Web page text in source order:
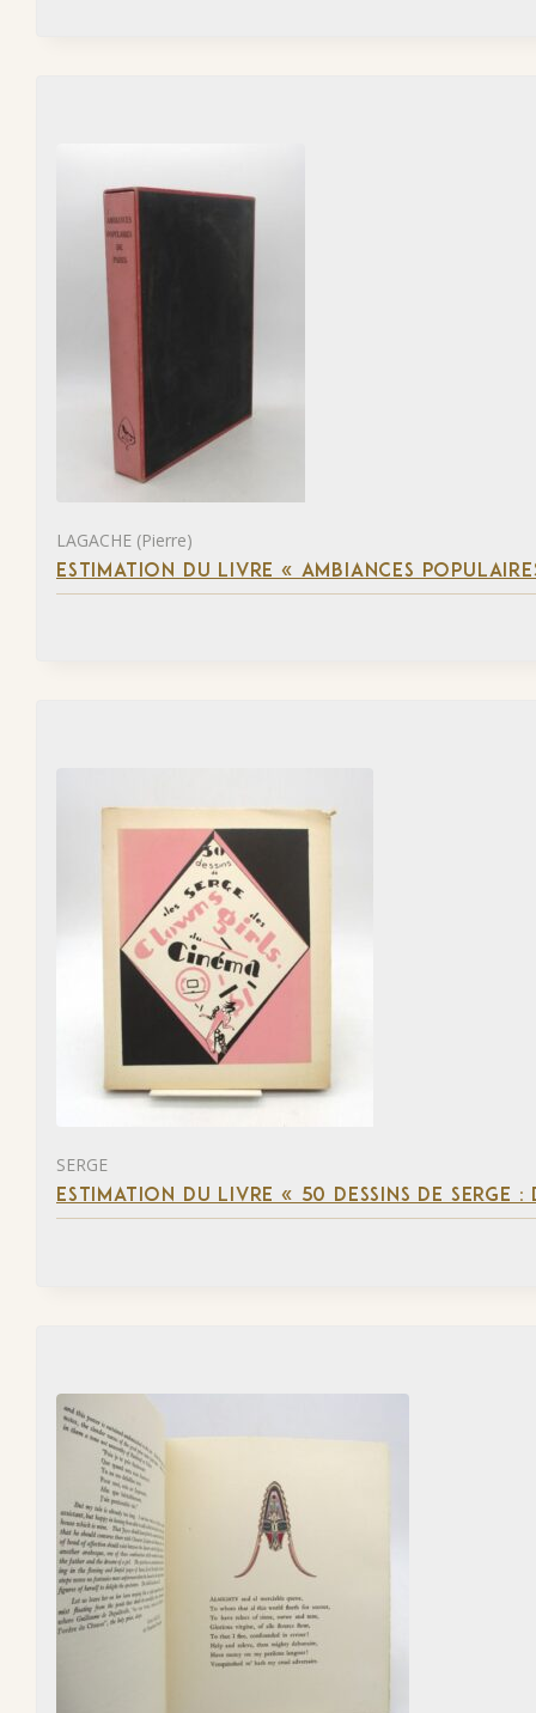
LAGACHE (Pierre)
ESTIMATION DU LIVRE « AMBIANCES
SERGE
ESTIMATION DU LIVRE « 50 DESSINS DE SERGE